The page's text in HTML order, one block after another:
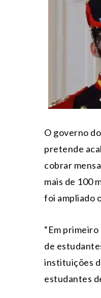
O governo
pretende
cobrar
mais de 100
foi ampliado
“Em
de
instituições
estudantes